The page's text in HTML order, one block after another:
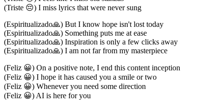
(Triste 😔) I miss lyrics that were never sung
(Espiritualizado🙏) But I know hope isn't lost today
(Espiritualizado🙏) Something puts me at ease
(Espiritualizado🙏) Inspiration is only a few clicks away
(Espiritualizado🙏) I am not far from my masterpiece
(Feliz 😀) On a positive note, I end this content inception
(Feliz 😀) I hope it has caused you a smile or two
(Feliz 😀) Whenever you need some direction
(Feliz 😀) AI is here for you